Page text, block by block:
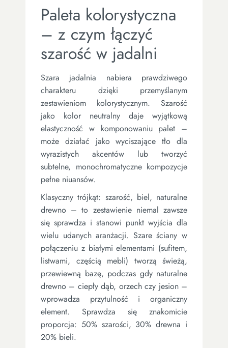
Paleta kolorystyczna
– z czym łączyć
szarość w jadalni
Szara jadalnia nabiera prawdziwego
charakteru dzięki przemyślanym
zestawieniom kolorystycznym. Szarość
jako kolor neutralny daje wyjątkową
elastyczność w komponowaniu palet –
może działać jako wyciszające tło dla
wyrazistych akcentów lub tworzyć
subtelne, monochromatyczne kompozycje
pełne niuansów.
Klasyczny trójkąt: szarość, biel, naturalne
drewno – to zestawienie niemal zawsze
się sprawdza i stanowi punkt wyjścia dla
wielu udanych aranżacji. Szare ściany w
połączeniu z białymi elementami (sufitem,
listwami, częścią mebli) tworzą świeżą,
przewiewną bazę, podczas gdy naturalne
drewno – ciepły dąb, orzech czy jesion –
wprowadza przytulność i organiczny
element. Sprawdza się znakomicie
proporcja: 50% szarości, 30% drewna i
20% bieli.